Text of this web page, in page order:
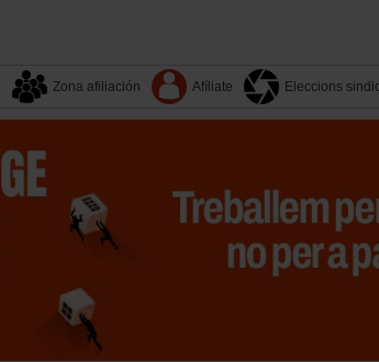
Zona afiliación Afíliate Eleccions